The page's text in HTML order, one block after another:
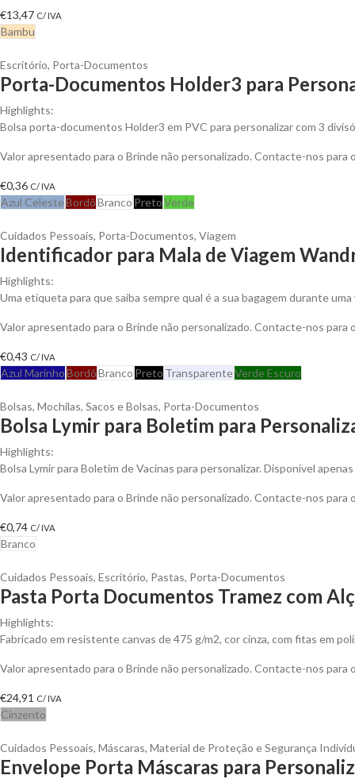
€13,47 C/ IVA
Bambu
Escritório, Porta-Documentos
Porta-Documentos Holder3 para
Highlights:
Bolsa porta-documentos Holder3 em PVC para personalizar com 3
Valor apresentado para o Brinde não personalizado. Contacte-nos
€0,36 C/ IVA
Azul CelesteBordôBranco PretoVerde
Cuidados Pessoais, Porta-Documentos, Viagem
Identificador para Mala de Viagem
Highlights:
Uma etiqueta para que saiba sempre qual é a sua bagagem durante
Valor apresentado para o Brinde não personalizado. Contacte-nos
€0,43 C/ IVA
Azul MarinhoBordôBranco Preto TransparenteVerde Escuro
Bolsas, Mochilas, Sacos e Bolsas, Porta-Documentos
Bolsa Lymir para Boletim para
Highlights:
Bolsa Lymir para Boletim de Vacinas para personalizar. Disponível
Valor apresentado para o Brinde não personalizado. Contacte-nos
€0,74 C/ IVA
Branco
Cuidados Pessoais, Escritório, Pastas, Porta-Documentos
Pasta Porta Documentos Tramez com
Highlights:
Fabricado em resistente canvas de 475 g/m2, cor cinza, com fitas em
Valor apresentado para o Brinde não personalizado. Contacte-nos
€24,91 C/ IVA
Cinzento
Cuidados Pessoais, Máscaras, Material de Proteção e Segurança
Envelope Porta Máscaras para